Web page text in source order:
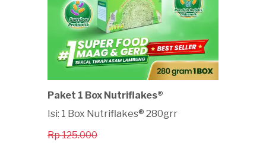
Paket 1 Box Nutriflakes®
Isi: 1 Box Nutriflakes® 280grr
Rp 125.000